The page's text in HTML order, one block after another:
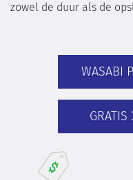
zowel de duur als de
WASABI